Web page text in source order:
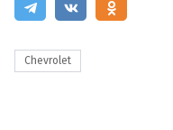
Chevrolet